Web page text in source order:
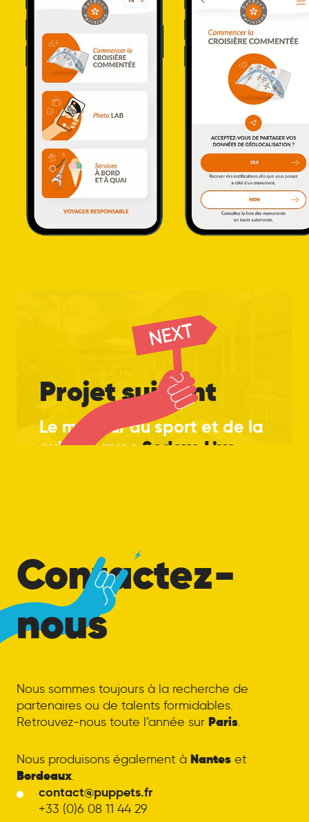
Projet suivant
Le meilleur du sport et de la
culture avec Sodexo Live
Nous sommes toujours à la recherche de
partenaires ou de talents formidables.
Retrouvez-nous toute l’année sur Paris.
Nous produisons également à Nanteset
Bordeaux.
contact@puppets.fr
+33 (0)6 08 11 44 29